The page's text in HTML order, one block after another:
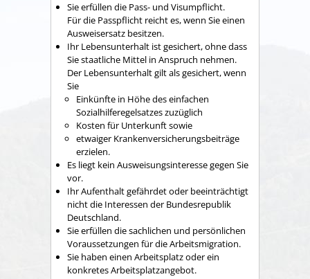
Sie erfüllen die Pass- und Visumpflicht.
Für die Passpflicht reicht es, wenn Sie einen
Ausweisersatz besitzen.
Ihr Lebensunterhalt ist gesichert, ohne dass
Sie staatliche Mittel in Anspruch nehmen.
Der Lebensunterhalt gilt als gesichert, wenn
Sie
Einkünfte in Höhe des einfachen
Sozialhilferegelsatzes zuzüglich
Kosten für Unterkunft sowie
etwaiger Krankenversicherungsbeiträge
erzielen.
Es liegt kein Ausweisungsinteresse gegen Sie
vor.
Ihr Aufenthalt gefährdet oder beeinträchtigt
nicht die Interessen der Bundesrepublik
Deutschland.
Sie erfüllen die sachlichen und persönlichen
Voraussetzungen für die Arbeitsmigration.
Sie haben einen Arbeitsplatz oder ein
konkretes Arbeitsplatzangebot.